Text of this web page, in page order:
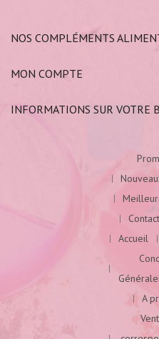
NOS COMPLÉMENTS
MON COMPTE
INFORMATIONS SUR VOTRE
Accueil
A